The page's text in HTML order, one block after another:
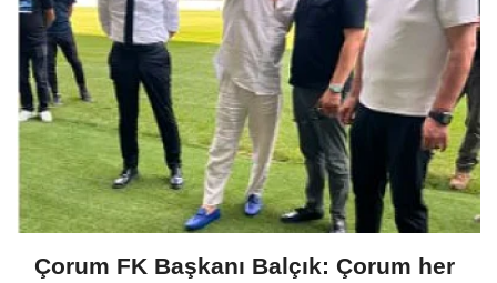
Çorum FK Başkanı Balçık: Çorum her